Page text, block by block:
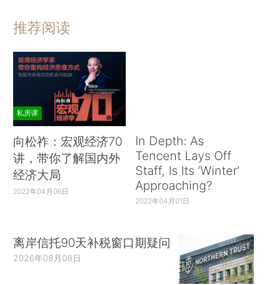
推荐阅读
私房课
向松祚：宏观经济70
讲，带你了解国内外
经济大局
2022年04月06日
In Depth: As
Tencent Lays Off
Staff, Is Its ‘Winter’
Approaching?
2022年04月01日
离岸信托90天补税窗口期疑问
2026年08月08日